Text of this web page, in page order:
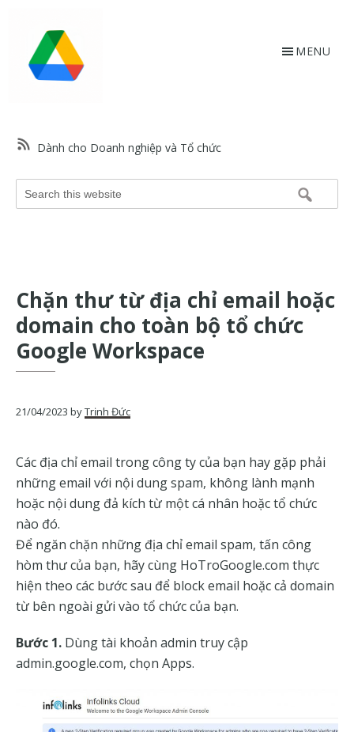
content
footer
web
hỗ
trợ
Google
các
sản
phẩm
của
Dành cho Doanh nghiệp và Tổ chức
Search
this
MENU
Chặn thư từ địa chỉ email hoặc
domain cho toàn bộ tổ chức
Google Workspace
21/04/2023 byTrịnh Đức
Các địa chỉ email trong công ty của bạn hay gặp phải
những email với nội dung spam, không lành mạnh
hoặc nội dung đả kích từ một cá nhân hoặc tổ chức
nào đó.
Để ngăn chặn những địa chỉ email spam, tấn công
hòm thư của bạn, hãy cùng HoTroGoogle.com thực
hiện theo các bước sau để block email hoặc cả domain
từ bên ngoài gửi vào tổ chức của bạn.
Bước 1. Dùng tài khoản admin truy cập
admin.google.com, chọn Apps.